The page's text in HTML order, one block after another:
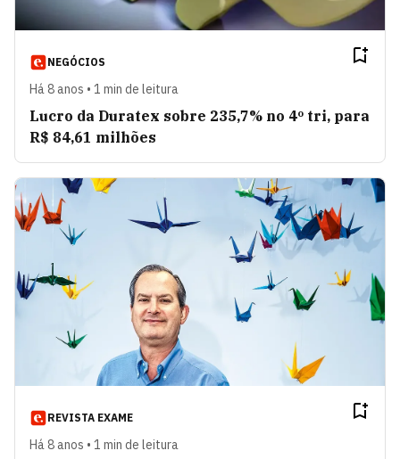
NEGÓCIOS
Há 8 anos • 1 min de leitura
Lucro da Duratex sobre 235,7% no 4º tri, para
R$ 84,61 milhões
REVISTA EXAME
Há 8 anos • 1 min de leitura